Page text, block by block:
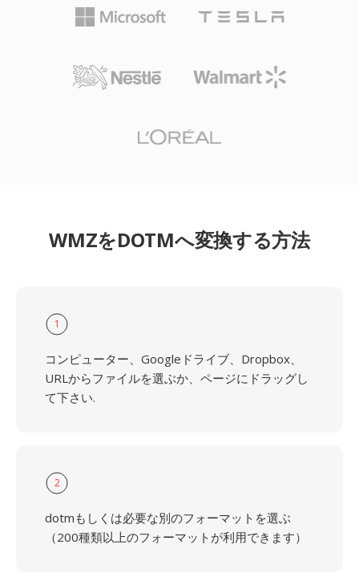
WMZをDOTMへ変換する方法
1
コンピューター、Googleドライブ、Dropbox、
URLからファイルを選ぶか、ページにドラッグし
て下さい.
2
dotmもしくは必要な別のフォーマットを選ぶ
（200種類以上のフォーマットが利用できます）